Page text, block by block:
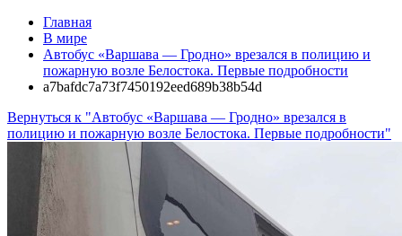
Главная
В мире
Автобус «Варшава — Гродно» врезался в полицию и
пожарную возле Белостока. Первые подробности
a7bafdc7a73f7450192eed689b38b54d
Вернуться к "Автобус «Варшава — Гродно» врезался в
полицию и пожарную возле Белостока. Первые подробности"